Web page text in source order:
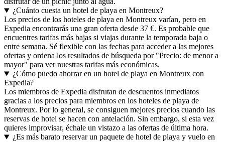
¿Cuánto cuesta un hotel de playa en Montreux?
Los precios de los hoteles de playa en Montreux varían, pero en
Expedia encontrarás una gran oferta desde 37 €. Es probable que
encuentres tarifas más bajas si viajas durante la temporada baja o
entre semana. Sé flexible con las fechas para acceder a las mejores
ofertas y ordena los resultados de búsqueda por "Precio: de menor a
mayor" para ver nuestras tarifas más económicas.
¿Cómo puedo ahorrar en un hotel de playa en Montreux con
Expedia?
Los miembros de Expedia disfrutan de descuentos inmediatos
gracias a los precios para miembros en los hoteles de playa de
Montreux. Por lo general, se consiguen mejores precios cuando las
reservas de hotel se hacen con antelación. Sin embargo, si esta vez
quieres improvisar, échale un vistazo a las ofertas de última hora.
¿Es más barato reservar un paquete de hotel de playa y vuelo en